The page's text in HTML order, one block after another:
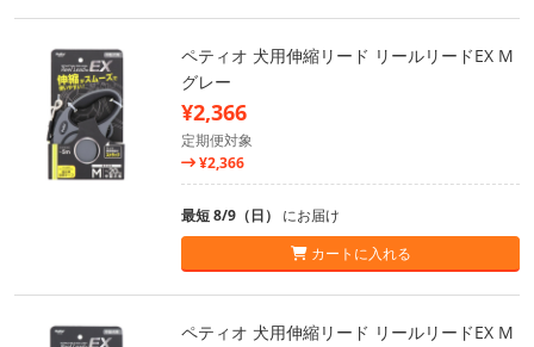
ペティオ 犬用伸縮リード リールリードEX M
グレー
¥2,366
定期便対象
¥2,366
最短 8/9（日） にお届け
カートに入れる
ペティオ 犬用伸縮リード リールリードEX M